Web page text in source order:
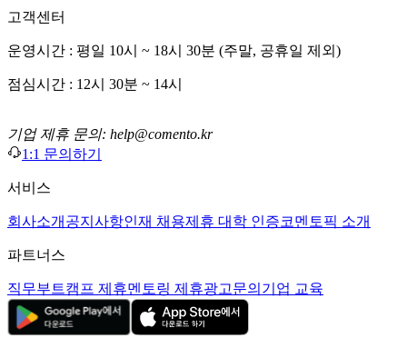
고객센터
운영시간 : 평일 10시 ~ 18시 30분 (주말, 공휴일 제외)
점심시간 : 12시 30분 ~ 14시
기업 제휴 문의: help@comento.kr
1:1 문의하기
서비스
회사소개 공지사항인재 채용제휴 대학 인증코멘토픽 소개
파트너스
직무부트캠프 제휴멘토링 제휴광고문의 기업 교육